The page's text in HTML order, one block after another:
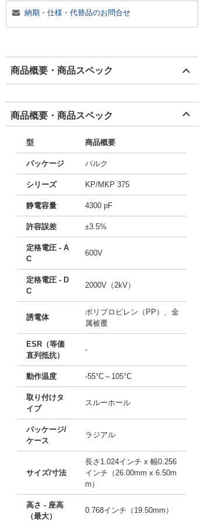
納期・仕様・代替品のお問合せ
商品概要・商品スペック
商品概要・商品スペック
型 商品概要
パッケージ バルク
シリーズ KP/MKP 375
静電容量 4300 pF
許容誤差 ±3.5%
定格電圧 - A
C
600V
定格電圧 - D
C
2000V（2kV）
誘電体
ポリプロピレン（PP）、金
属被覆
ESR（等価
直列抵抗）
-
動作温度 -55°C～105°C
取り付けタ
イプ
スルーホール
パッケージ/
ケース
ラジアル
サイズ/寸法
長さ1.024インチ x 幅0.256
インチ（26.00mm x 6.50m
m）
高さ - 座高
（最大）
0.768インチ（19.50mm）